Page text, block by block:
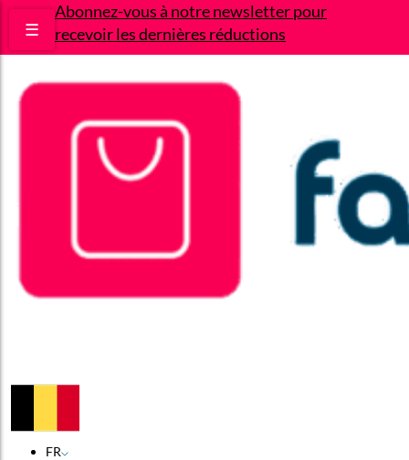
Abonnez-vous à notre newsletter pour
recevoir les dernières réductions
☰
FR